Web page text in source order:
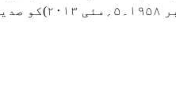
گئے۔ ادب کے عظیم نکتہ داں کی حیثیت سے سکندر